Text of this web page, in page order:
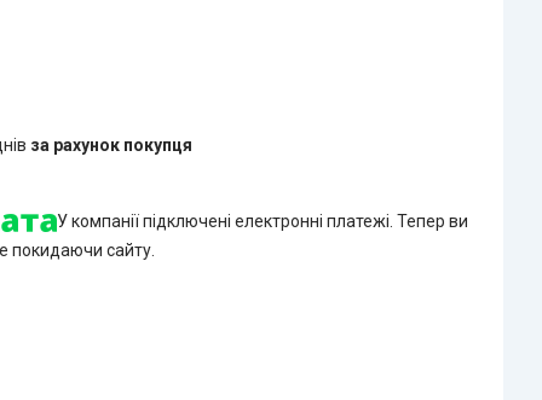
за рахунок покупця
У компанії підключені електронні платежі. Тепер ви
покидаючи сайту.